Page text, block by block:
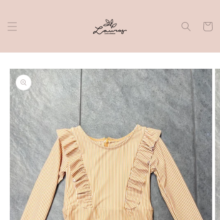
Cart
Skip to
product
information